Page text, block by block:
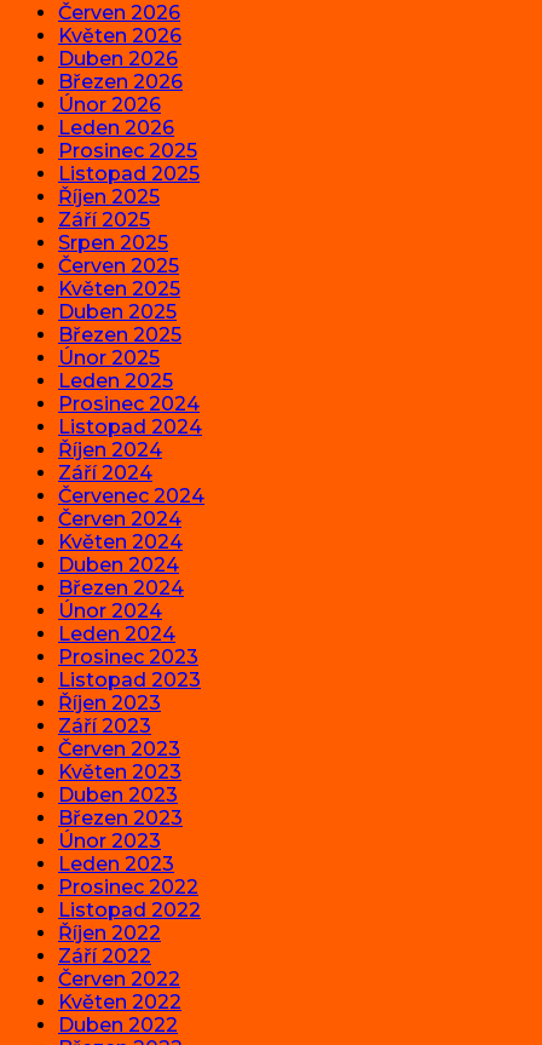
Červen 2026
Květen 2026
Duben 2026
Březen 2026
Únor 2026
Leden 2026
Prosinec 2025
Listopad 2025
Říjen 2025
Září 2025
Srpen 2025
Červen 2025
Květen 2025
Duben 2025
Březen 2025
Únor 2025
Leden 2025
Prosinec 2024
Listopad 2024
Říjen 2024
Září 2024
Červenec 2024
Červen 2024
Květen 2024
Duben 2024
Březen 2024
Únor 2024
Leden 2024
Prosinec 2023
Listopad 2023
Říjen 2023
Září 2023
Červen 2023
Květen 2023
Duben 2023
Březen 2023
Únor 2023
Leden 2023
Prosinec 2022
Listopad 2022
Říjen 2022
Září 2022
Červen 2022
Květen 2022
Duben 2022